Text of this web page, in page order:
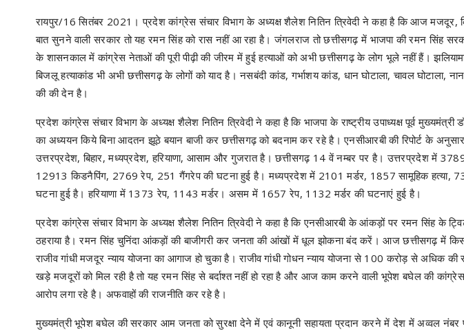
रायपुर/16 सितंबर 2021। प्रदेश कांग्रेस संचार विभाग के अध्यक्ष शैलेश नितिन त्रिवेदी ने कहा है कि आज मजदूर,
बात सुनने वाली सरकार तो यह रमन सिंह को रास नहीं आ रहा है। जंगलराज तो छत्तीसगढ़ में भाजपा की रमन सिंह
के शासनकाल में कांग्रेस नेताओं की पूरी पीढ़ी की जीरम में हुई हत्याओं को अभी छत्तीसगढ़ के लोग भूले नहीं हैं।
बिजलू हत्याकांड भी अभी छत्तीसगढ़ के लोगों को याद है। नसबंदी कांड, गर्भाशय कांड, धान घोटाला, चावल घोटाला,
की की देन है।
प्रदेश कांग्रेस संचार विभाग के अध्यक्ष शैलेश नितिन त्रिवेदी ने कहा है कि भाजपा के राष्ट्रीय उपाध्यक्ष पूर्व मुख्यमंत्री
का अध्ययन किये बिना आदतन झूठे बयान बाजी कर छत्तीसगढ़ को बदनाम कर रहे है। एनसीआरबी की रिपोर्ट के
उत्तरप्रदेश, बिहार, मध्यप्रदेश, हरियाणा, आसाम और गुजरात है। छत्तीसगढ़ 14 वें नम्बर पर है। उत्तरप्रदेश में
12913 किडनैपिंग, 2769 रेप, 251 गैंगरेप की घटना हुई है। मध्यप्रदेश में 2101 मर्डर, 1857 सामूहिक हत्या,
घटना हुई है। हरियाणा में 1373 रेप, 1143 मर्डर। असम में 1657 रेप, 1132 मर्डर की घटनाएं हुई है।
प्रदेश कांग्रेस संचार विभाग के अध्यक्ष शैलेश नितिन त्रिवेदी ने कहा है कि एनसीआरबी के आंकड़ों पर रमन सिंह के
ठहराया है। रमन सिंह चुनिंदा आंकड़ों की बाजीगरी कर जनता की आंखों में धूल झोकना बंद करें। आज छत्तीसगढ़ में
राजीव गांधी मजदूर न्याय योजना का आगाज हो चुका है। राजीव गांधी गोधन न्याय योजना से 100 करोड़ से अधिक
खड़े मजदूरों को मिल रही है तो यह रमन सिंह से बर्दाश्त नहीं हो रहा है और आज काम करने वाली भूपेश बघेल की
आरोप लगा रहे है। अफवाहों की राजनीति कर रहे है।
मुख्यमंत्री भूपेश बघेल की सरकार आम जनता को सुरक्षा देने में एवं कानूनी सहायता प्रदान करने में देश में अव्वल